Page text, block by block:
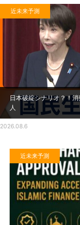
近未来予測
日本破綻シナリオ？！
人
2026.08.6
近未来予測